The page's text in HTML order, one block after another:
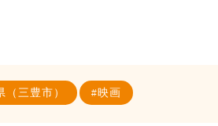
（三豊市） 映画